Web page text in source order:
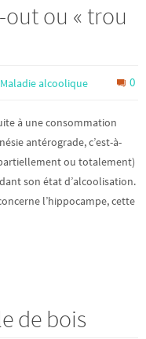
ou « trou
Maladie alcoolique 0
à une consommation
antérograde, c’est-à-
ou totalement)
son état d’alcoolisation.
l’hippocampe, cette
de bois